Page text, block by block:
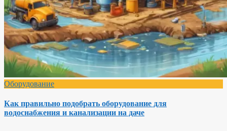
Оборудование
Как правильно подобрать оборудование для
водоснабжения и канализации на даче